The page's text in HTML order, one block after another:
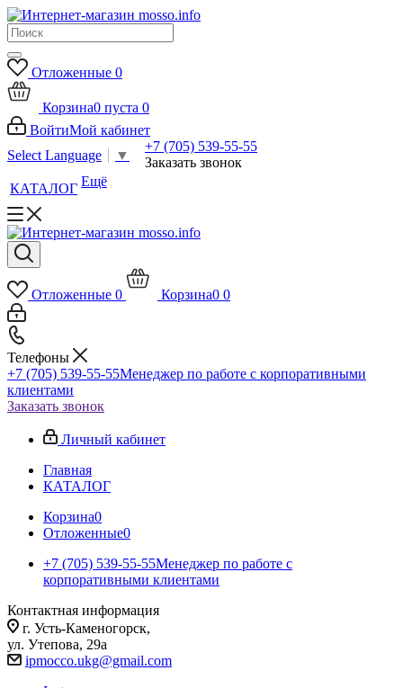
Отложенные 0
Корзина0 пуста 0
ВойтиМой кабинет
Select Language
▼
+7 (705) 539-55-55
Заказать звонок
КАТАЛОГ Ещё
Отложенные 0 Корзина0 0
Телефоны
+7 (705) 539-55-55Менеджер по работе с корпоративными
клиентами
Заказать звонок
Личный кабинет
Главная
КАТАЛОГ
Корзина0
Отложенные0
+7 (705) 539-55-55Менеджер по работе с
корпоративными клиентами
Контактная информация
г. Усть-Каменогорск,
ул. Утепова, 29а
ipmocco.ukg@gmail.com